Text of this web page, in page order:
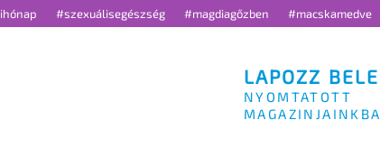
#szexuálisegészség #magdiagőzben #macskamedve
LAPOZZ BELE
NYOMTATOTT
MAGAZINJAINKBA